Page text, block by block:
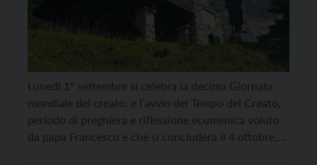
Lunedì 1° settembre si celebra la decima Giornata
mondiale del creato, e l’avvio del Tempo del Creato,
periodo di preghiera e riflessione ecumenica voluto
da papa Francesco e che si concluderà il 4 ottobre,